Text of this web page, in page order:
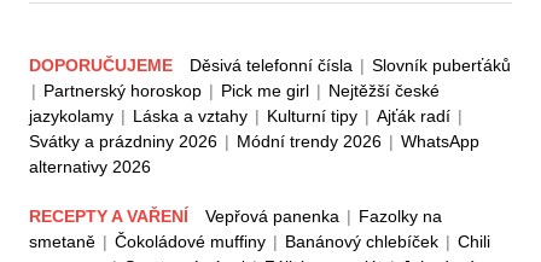
DOPORUČUJEME Děsivá telefonní čísla | Slovník puberťáků
| Partnerský horoskop | Pick me girl | Nejtěžší české
jazykolamy | Láska a vztahy | Kulturní tipy | Ajťák radí |
Svátky a prázdniny 2026 | Módní trendy 2026 | WhatsApp
alternativy 2026
RECEPTY A VAŘENÍ Vepřová panenka | Fazolky na
smetaně | Čokoládové muffiny | Banánový chlebíček | Chili